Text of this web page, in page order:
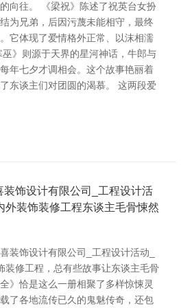
向往。 《梁祝》陈述了祝英台女扮
为兄弟，后因污蔑未能相守，最终
它体现了爱情格外正常、以沫相濡
》则源于天界的星河神话，牛郎与
年七夕才调相会。这个故事艳丽着
东谈主们对团圆的渴慕。 这两段爱
装饰设计有限公司_工程设计活
外装饰装修工程东谈主毛骨悚然
装饰设计有限公司_工程设计活动_
装修工程，总有些故事让东谈主毛骨
》恰是这么一册相聚了多样惊悚灵
了各地流传已久的鬼魅传奇，还包